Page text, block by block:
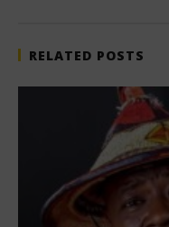
RELATED POSTS